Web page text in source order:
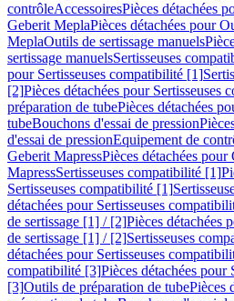
contrôleAccessoiresPièces détachées
Geberit MeplaPièces détachées pour
MeplaOutils de sertissage manuels
sertissage manuelsSertisseuses
pour Sertisseuses compatibilité [1]
[2]Pièces détachées pour Sertisseuses
préparation de tubePièces détachées
tubeBouchons d'essai de pression
d'essai de pressionEquipement de
Geberit MapressPièces détachées
MapressSertisseuses compatibilité [1]
Sertisseuses compatibilité [1]
détachées pour Sertisseuses
de sertissage [1] / [2]Pièces détachées
de sertissage [1] / [2]Sertisseuses
détachées pour Sertisseuses
compatibilité [3]Pièces détachées pour
[3]Outils de préparation de tubePièces